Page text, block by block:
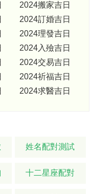
2024搬家吉日
2024訂婚吉日
2024理發吉日
2024入殮吉日
2024交易吉日
2024祈福吉日
2024求醫吉日
姓名配對測試
十二星座配對